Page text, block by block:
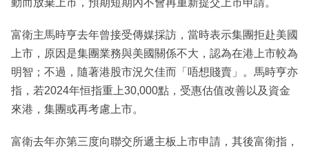
富衛主馬時亨去年曾接受傳媒採訪，當時表示集團拒赴美國
上市，原因是集團業務與美國關係不大，認為在港上市較為
明智；不過，隨著港股市況欠佳而「唔想賤賣」。馬時亨亦
指，若2024年恒指重上30,000點，受惠估值改善以及資金
來港，集團或再考慮上市。
富衛去年亦第三度向聯交所遞主板上市申請，其後富衛指，